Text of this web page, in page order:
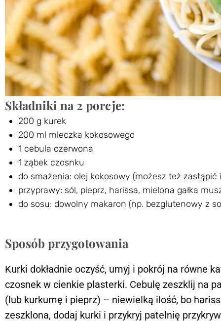
Składniki na 2 porcje:
200 g kurek
200 ml mleczka kokosowego
1 cebula czerwona
1 ząbek czosnku
do smażenia: olej kokosowy (możesz też zastąpić
przyprawy: sól, pieprz, harissa, mielona gałka
do sosu: dowolny makaron (np. bezglutenowy z
Sposób przygotowania
Kurki dokładnie oczyść, umyj i pokrój na równe
czosnek w cienkie plasterki. Cebulę zeszklij na
(lub kurkumę i pieprz) – niewielką ilość, bo
zeszklona, dodaj kurki i przykryj patelnię